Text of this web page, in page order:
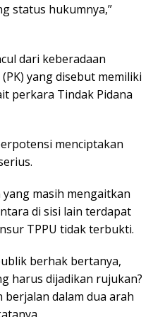
status hukumnya,”
dari keberadaan
yang disebut memiliki
perkara Tindak Pidana
menciptakan
masih mengaitkan
di sisi lain terdapat
TPPU tidak terbukti.
berhak bertanya,
harus dijadikan rujukan?
dalam dua arah